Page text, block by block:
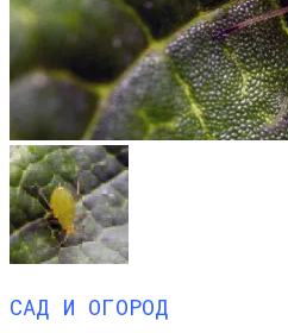
САД И ОГОРОД